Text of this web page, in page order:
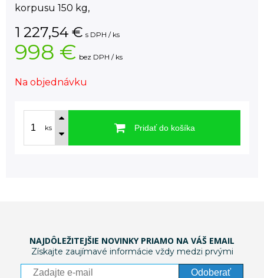
korpusu 150 kg,
1 227,54 € s DPH / ks
998 € bez DPH / ks
Na objednávku
ks Pridať do košíka
NAJDÔLEŽITEJŠIE NOVINKY PRIAMO NA VÁŠ EMAIL
Získajte zaujímavé informácie vždy medzi prvými
Odoberať